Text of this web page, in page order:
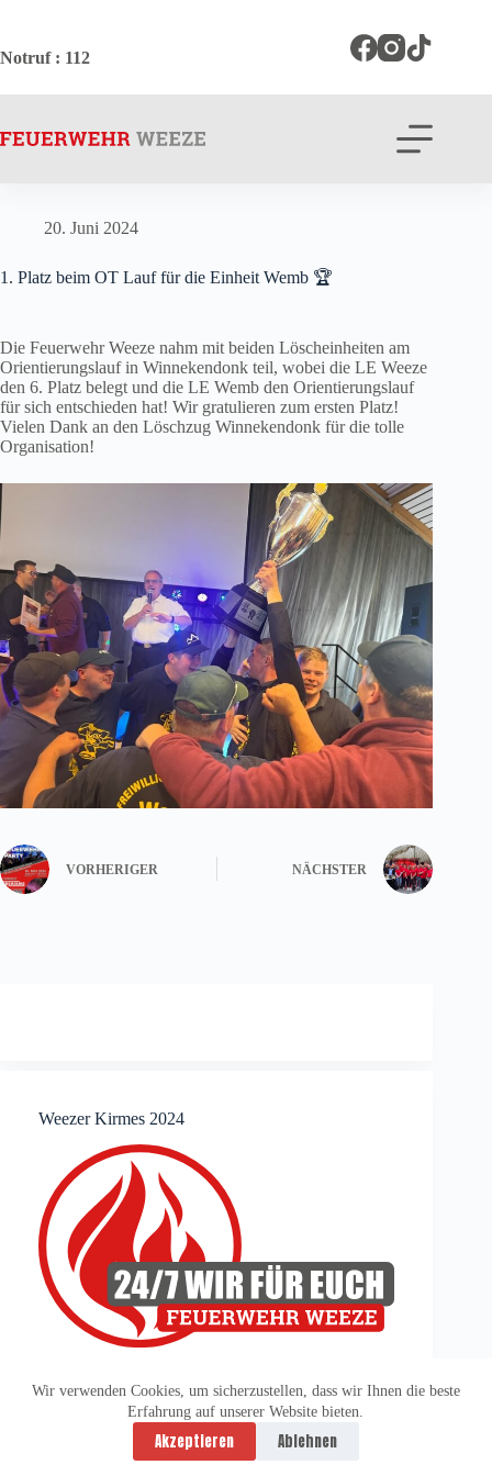
springen
Wir verwenden Cookies, um sicherzustellen, dass wir Ihnen die beste
Erfahrung auf unserer Website bieten.
Akzeptieren Ablehnen
Notruf: 112
20. Juni 2024
1. Platz beim OT Lauf für die Einheit Wemb 🏆
Die Feuerwehr Weeze nahm mit beiden Löscheinheiten am
Orientierungslauf in Winnekendonk teil, wobei die LE Weeze
den 6. Platz belegt und die LE Wemb den Orientierungslauf
für sich entschieden hat! Wir gratulieren zum ersten Platz!
Vielen Dank an den Löschzug Winnekendonk für die tolle
Organisation!
VORHERIGER NÄCHSTER
Weezer Kirmes 2024
Datenschutzerklärung
Impressum
Copyright © 2026 -
vitolution